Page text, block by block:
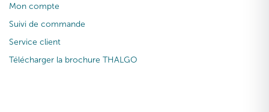
Mon compte
Suivi de commande
Service client
Télécharger la brochure THALGO